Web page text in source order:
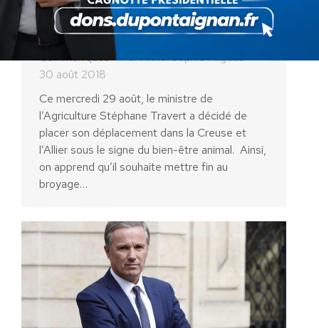
le double jeu de Stéphane
Travert​
Communiqués ParAnne-Sophie Frigout
30 août 2018
Ce mercredi 29 août, le ministre de
l’Agriculture Stéphane Travert a décidé de
placer son déplacement dans la Creuse et
l’Allier sous le signe du bien-être animal. ​ Ainsi,
on apprend qu’il souhaite mettre fin au
broyage…